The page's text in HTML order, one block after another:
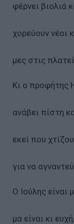
φέρνει βιολιά
χορεύουν νέοι
μες στις
Κι ο προφήτης
ανάβει πίστη
εκεί που
για να
Ο Ιούλης είναι
μα είναι κι